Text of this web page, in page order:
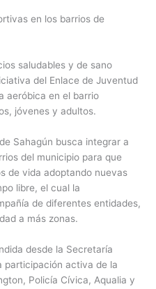
en los barrios de
saludables y de sano
del Enlace de Juventud
aeróbica en el barrio
jóvenes y adultos.
Sahagún busca integrar a
del municipio para que
de vida adoptando nuevas
libre, el cual la
de diferentes entidades,
a más zonas.
desde la Secretaría
participación activa de la
Policía Cívica, Aqualia y